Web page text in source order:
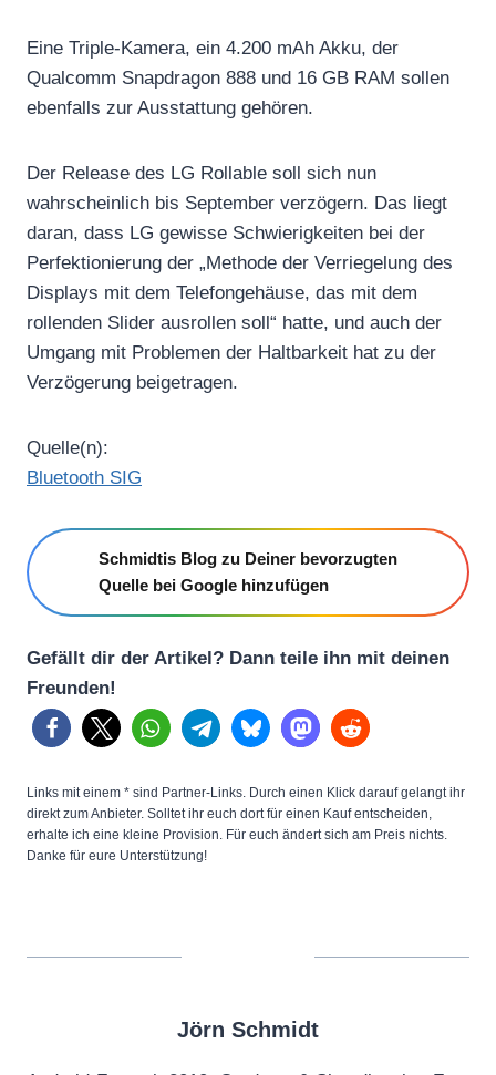
Eine Triple-Kamera, ein 4.200 mAh Akku, der
Qualcomm Snapdragon 888 und 16 GB RAM sollen
ebenfalls zur Ausstattung gehören.
Der Release des LG Rollable soll sich nun
wahrscheinlich bis September verzögern. Das liegt
daran, dass LG gewisse Schwierigkeiten bei der
Perfektionierung der „Methode der Verriegelung des
Displays mit dem Telefongehäuse, das mit dem
rollenden Slider ausrollen soll“ hatte, und auch der
Umgang mit Problemen der Haltbarkeit hat zu der
Verzögerung beigetragen.
Quelle(n):
Bluetooth SIG
Schmidtis Blog zu Deiner bevorzugten
Quelle bei Google hinzufügen
Gefällt dir der Artikel? Dann teile ihn mit deinen
Freunden!
Links mit einem * sind Partner-Links. Durch einen Klick darauf gelangt ihr
direkt zum Anbieter. Solltet ihr euch dort für einen Kauf entscheiden,
erhalte ich eine kleine Provision. Für euch ändert sich am Preis nichts.
Danke für eure Unterstützung!
Jörn Schmidt